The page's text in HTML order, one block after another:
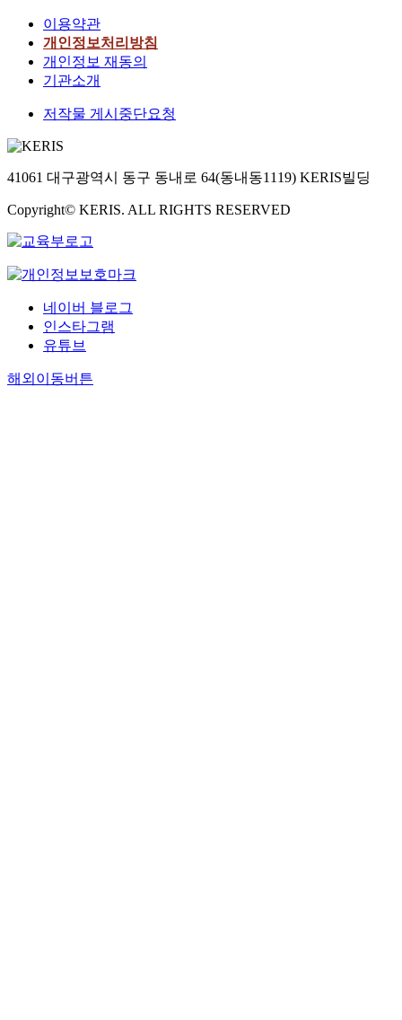
이용약관
개인정보처리방침
개인정보 재동의
기관소개
저작물 게시중단요청
41061 대구광역시 동구 동내로 64(동내동1119) KERIS빌딩
Copyright© KERIS. ALL RIGHTS RESERVED
네이버 블로그
인스타그램
유튜브
해외이동버튼